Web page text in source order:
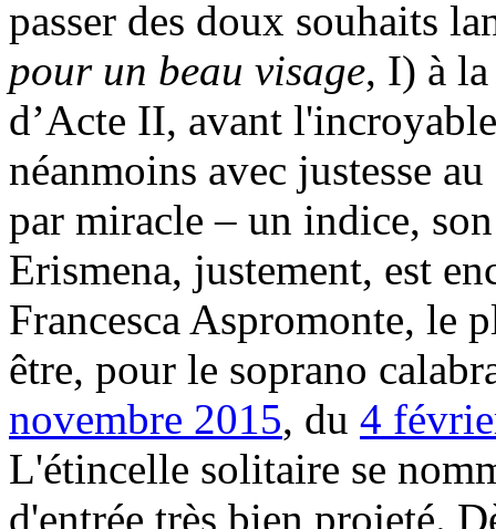
passer des doux souhaits
pour un beau visage, I) à
d’Acte II, avant
néanmoins avec justesse
par miracle – un indice,
Erismena, justement, est
Francesca Aspromonte, le
être, pour le soprano
novembre 2015, du 4
L'étincelle solitaire se
d'entrée très bien projeté.